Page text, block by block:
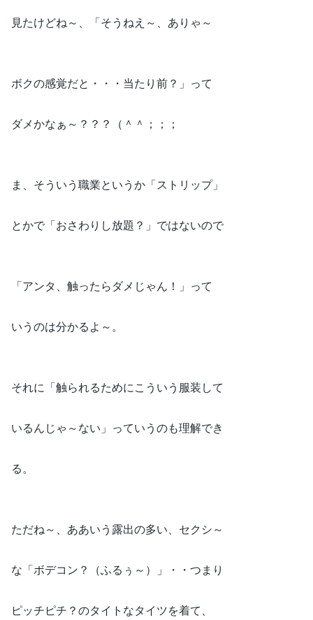
見たけどね～、「そうねえ～、ありゃ～
ボクの感覚だと・・・当たり前？」って
ダメかなぁ～？？？（＾＾；；；
ま、そういう職業というか「ストリップ」
とかで「おさわりし放題？」ではないので
「アンタ、触ったらダメじゃん！」って
いうのは分かるよ～。
それに「触られるためにこういう服装して
いるんじゃ～ない」っていうのも理解でき
る。
ただね～、ああいう露出の多い、セクシ～
な「ボデコン？（ふるぅ～）」・・つまり
ピッチピチ？のタイトなタイツを着て、